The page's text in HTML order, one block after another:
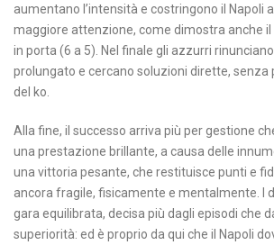
aumentano l’intensità e costringono il Napoli
maggiore attenzione, come dimostra anche
in porta (6 a 5). Nel finale gli azzurri
prolungato e cercano soluzioni dirette, senza
del ko.
Alla fine, il successo arriva più per gestione
una prestazione brillante, a causa delle
una vittoria pesante, che restituisce punti e
ancora fragile, fisicamente e mentalmente. I
gara equilibrata, decisa più dagli episodi che
superiorità: ed è proprio da qui che il Napoli